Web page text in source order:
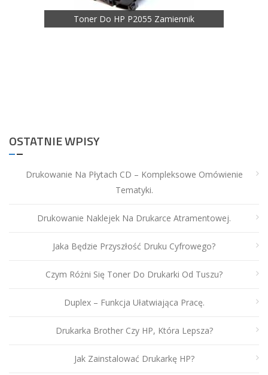
Toner Do HP P2055 Zamiennik
OSTATNIE WPISY
Drukowanie Na Płytach CD – Kompleksowe Omówienie
Tematyki.
Drukowanie Naklejek Na Drukarce Atramentowej.
Jaka Będzie Przyszłość Druku Cyfrowego?
Czym Różni Się Toner Do Drukarki Od Tuszu?
Duplex – Funkcja Ułatwiająca Pracę.
Drukarka Brother Czy HP, Która Lepsza?
Jak Zainstalować Drukarkę HP?